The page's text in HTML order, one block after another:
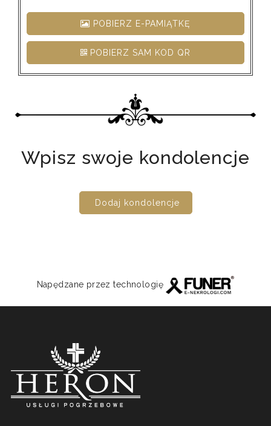
POBIERZ E-PAMIĄTKĘ
POBIERZ SAM KOD QR
Wpisz swoje kondolencje
Dodaj kondolencje
Napędzane przez technologię